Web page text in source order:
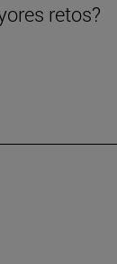
retos?